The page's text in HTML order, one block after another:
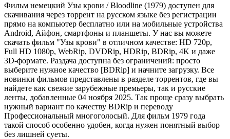
Фильм немецкий Узы крови / Bloodline (1979) доступен для
скачивания через торрент на русском языке без регистрации
прямо на компьютер бесплатно или на мобильные устройства
Android, Айфон, смартфоны и планшеты. У нас вы можете
скачать фильм "Узы крови" в отличном качестве: HD 720p,
Full HD 1080p, WebRip, DVDRip, HDRip, BDRip, 4K и даже
3D-формате. Раздача доступна без ограничений: просто
выберите нужное качество [BDRip] и начните загрузку. Все
новинки фильмов представлены в разделе торрентов, где вы
найдете как свежие зарубежные премьеры, так и русские
ленты, добавленные 04 ноября 2025. Так проще сразу выбрать
нужный вариант по качеству BDRip и переводу
Профессиональный многоголосый. Для фильм 1979 года
такой способ особенно удобен, когда нужен понятный выбор
без лишней суеты.